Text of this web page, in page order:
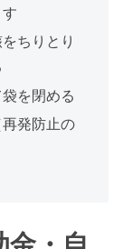
ちりとり
を閉める
発防止の